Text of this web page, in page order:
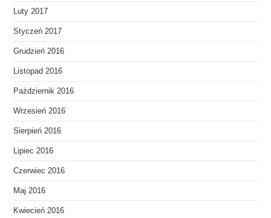
Luty 2017
Styczeń 2017
Grudzień 2016
Listopad 2016
Październik 2016
Wrzesień 2016
Sierpień 2016
Lipiec 2016
Czerwiec 2016
Maj 2016
Kwiecień 2016